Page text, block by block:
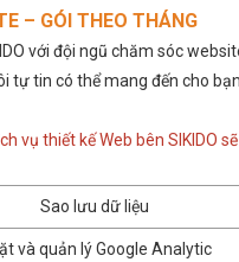
– GÓI THEO THÁNG
với đội ngũ chăm sóc
tự tin có thể mang đến cho
vụ thiết kế Web bên SIKIDO
Sao lưu dữ liệu
và quản lý Google Analytic